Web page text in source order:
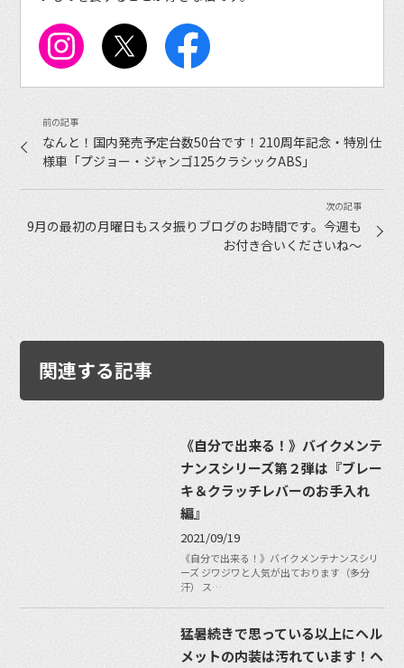
なんと！国内発売予定台数50台です！210周年記念・特別仕
様車「プジョー・ジャンゴ125クラシックABS」
9月の最初の月曜日もスタ振りブログのお時間です。今週も
お付き合いくださいね〜
関連する記事
《自分で出来る！》バイクメンテ
ナンスシリーズ第２弾は『ブレー
キ＆クラッチレバーのお手入れ
編』
2021/09/19
《自分で出来る！》バイクメンテナンスシリ
ーズ ジワジワと人気が出ております（多分
汗） ス…
猛暑続きで思っている以上にヘル
メットの内装は汚れています！ヘ